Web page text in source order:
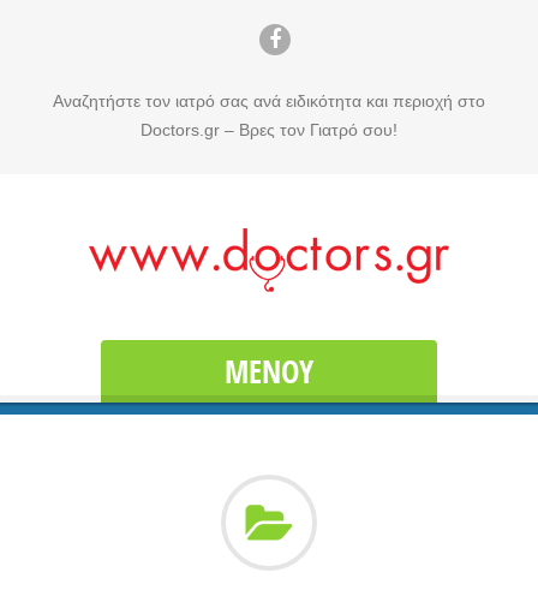
Αναζητήστε τον ιατρό σας ανά ειδικότητα και περιοχή στο
Doctors.gr – Βρες τον Γιατρό σου!
ΜΕΝΟΎ